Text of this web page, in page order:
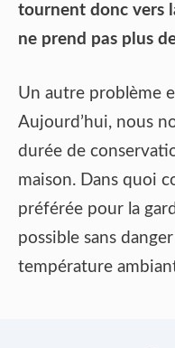
tournent donc vers
ne prend pas plus
Un autre problème
Aujourd’hui, nous
durée de
maison. Dans quoi
préférée pour la
possible sans
température